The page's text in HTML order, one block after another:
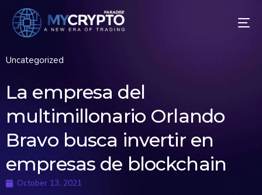
Uncategorized
La empresa del
multimillonario Orlando
Bravo busca invertir en
empresas de blockchain
October 13, 2021